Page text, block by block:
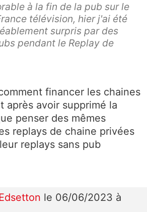
à la fin de la pub sur le
télévision, hier j'ai été
surpris par des
pendant le Replay de
financer les chaines
après avoir supprimé la
penser des mêmes
replays de chaine privées
replays sans pub
le 06/06/2023 à